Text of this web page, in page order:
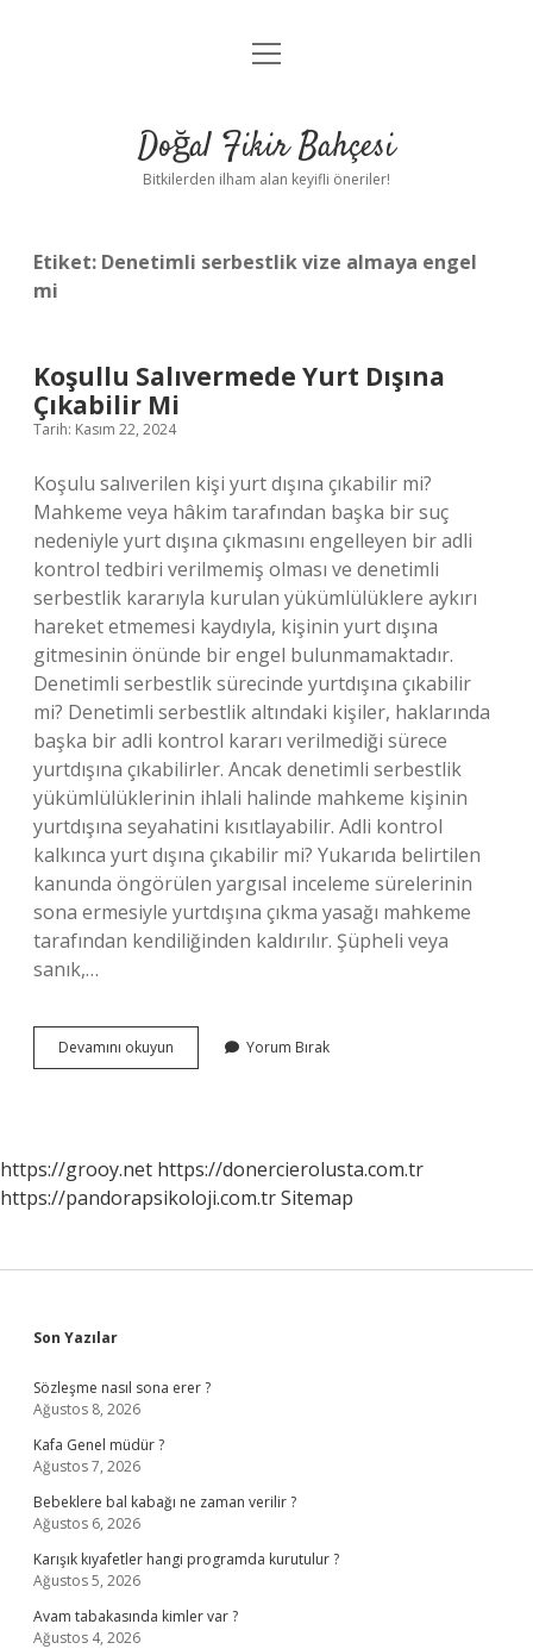
Anasayfa
Yasal Uyarı
menüyü
Doğal Fikir Bahçesi
Bitkilerden ilham alan keyifli öneriler!
Etiket: Denetimli serbestlik vize almaya engel
mi
Koşullu Salıvermede Yurt Dışına
Çıkabilir Mi
Tarih: Kasım 22, 2024
Koşulu salıverilen kişi yurt dışına çıkabilir mi?
Mahkeme veya hâkim tarafından başka bir suç
nedeniyle yurt dışına çıkmasını engelleyen bir adli
kontrol tedbiri verilmemiş olması ve denetimli
serbestlik kararıyla kurulan yükümlülüklere aykırı
hareket etmemesi kaydıyla, kişinin yurt dışına
gitmesinin önünde bir engel bulunmamaktadır.
Denetimli serbestlik sürecinde yurtdışına çıkabilir
mi? Denetimli serbestlik altındaki kişiler, haklarında
başka bir adli kontrol kararı verilmediği sürece
yurtdışına çıkabilirler. Ancak denetimli serbestlik
yükümlülüklerinin ihlali halinde mahkeme kişinin
yurtdışına seyahatini kısıtlayabilir. Adli kontrol
kalkınca yurt dışına çıkabilir mi? Yukarıda belirtilen
kanunda öngörülen yargısal inceleme sürelerinin
sona ermesiyle yurtdışına çıkma yasağı mahkeme
tarafından kendiliğinden kaldırılır. Şüpheli veya
sanık,…
Devamını okuyun
Salıvermede
Yorum Bırak
https://grooy.net https://donercierolusta.com.tr
https://pandorapsikoloji.com.trSitemap
Sidebar
Son Yazılar
Sözleşme nasıl sona erer ?
Ağustos 8, 2026
Kafa Genel müdür ?
Ağustos 7, 2026
Bebeklere bal kabağı ne zaman verilir ?
Ağustos 6, 2026
Karışık kıyafetler hangi programda kurutulur ?
Ağustos 5, 2026
Avam tabakasında kimler var ?
Ağustos 4, 2026